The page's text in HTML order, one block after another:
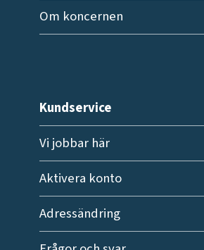
Om koncernen
Kundservice
Vi jobbar här
Aktivera konto
Adressändring